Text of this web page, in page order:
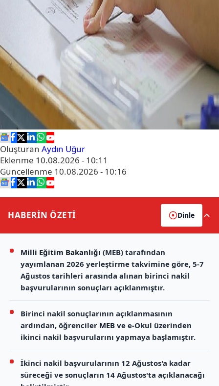
Oluşturan Aydın Uğur
Eklenme 10.08.2026 - 10:11
Güncellenme 10.08.2026 - 10:16
HABERİN ÖZETİ Dinle
Milli Eğitim Bakanlığı (MEB) tarafından
yayımlanan 2026 yerleştirme takvimine göre, 5-7
Ağustos tarihleri arasında alınan birinci nakil
başvurularının sonuçları açıklanmıştır.
Birinci nakil sonuçlarının açıklanmasının
ardından, öğrenciler MEB ve e-Okul üzerinden
ikinci nakil başvurularını yapmaya başlamıştır.
İkinci nakil başvurularının 12 Ağustos'a kadar
süreceği ve sonuçların 14 Ağustos'ta açıklanacağı